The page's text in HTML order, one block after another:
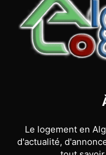
Le logement en
d'actualité,